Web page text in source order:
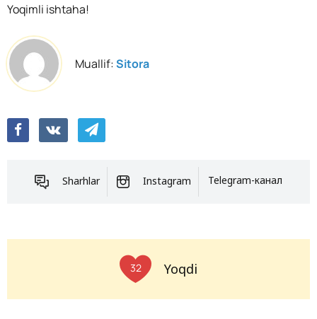
Yoqimli ishtaha!
Muallif:Sitora
Sharhlar Instagram Telegram-канал
32 Yoqdi